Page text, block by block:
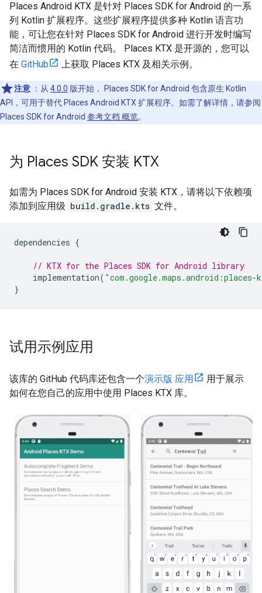
Places Android KTX 是针对 Places SDK for Android 的一系
列 Kotlin 扩展程序。这些扩展程序提供多种 Kotlin 语言功
能，可让您在针对 Places SDK for Android 进行开发时编写
简洁而惯用的 Kotlin 代码。 Places KTX 是开源的，您可以
在 GitHub 上获取 Places KTX 及相关示例。
注意 ：从 4.0.0 版开始， Places SDK for Android 包含原生 Kotlin
API，可用于替代 Places Android KTX 扩展程序。如需了解详情，请参阅
Places SDK for Android 参考文档 概览。
为 Places SDK 安装 KTX
如需为 Places SDK for Android 安装 KTX，请将以下依赖项
添加到应用级 build.gradle.kts 文件。
dependencies {
// KTX for the Places SDK for Android library
implementation(
}
试用示例应用
该库的 GitHub 代码库还包含一个演示版 应用
用于展示
如何在您自己的应用中使用 Places KTX 库。